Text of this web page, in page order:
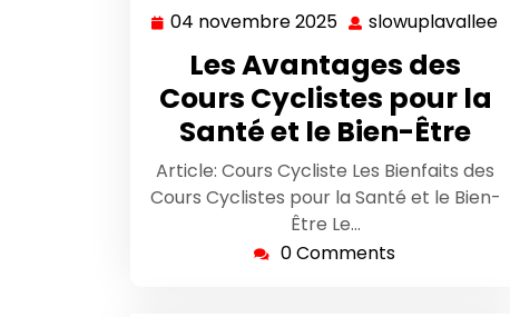
04 novembre 2025 04
novembre
2025
slowuplavallee
Les Avantages des
Cours Cyclistes pour la
Santé et le Bien-Être
Article: Cours Cycliste Les Bienfaits des
Cours Cyclistes pour la Santé et le Bien-
Être Le…
0 Comments